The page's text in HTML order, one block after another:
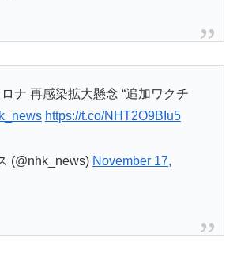
ナ 再感染拡大懸念 “追加ワクチ
https://t.co/NHT2O9BIu5
(@nhk_news) November 17,